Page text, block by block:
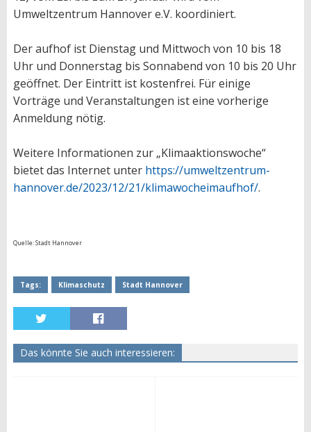
Umweltzentrum Hannover e.V. koordiniert.
Der aufhof ist Dienstag und Mittwoch von 10 bis 18
Uhr und Donnerstag bis Sonnabend von 10 bis 20 Uhr
geöffnet. Der Eintritt ist kostenfrei. Für einige
Vorträge und Veranstaltungen ist eine vorherige
Anmeldung nötig.
Weitere Informationen zur „Klimaaktionswoche“
bietet das Internet unter https://umweltzentrum-
hannover.de/2023/12/21/klimawocheimaufhof/.
Quelle: Stadt Hannover
Tags: Klimaschutz Stadt Hannover
Das könnte Sie auch interessieren: